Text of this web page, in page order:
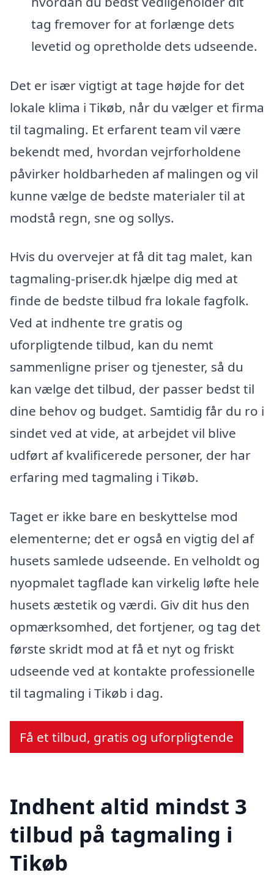
tag fremover for at forlænge dets
levetid og opretholde dets udseende.
Det er især vigtigt at tage højde for det
lokale klima i Tikøb, når du vælger et firma
til tagmaling. Et erfarent team vil være
bekendt med, hvordan vejrforholdene
påvirker holdbarheden af malingen og vil
kunne vælge de bedste materialer til at
modstå regn, sne og sollys.
Hvis du overvejer at få dit tag malet, kan
tagmaling-priser.dk hjælpe dig med at
finde de bedste tilbud fra lokale fagfolk.
Ved at indhente tre gratis og
uforpligtende tilbud, kan du nemt
sammenligne priser og tjenester, så du
kan vælge det tilbud, der passer bedst til
dine behov og budget. Samtidig får du ro i
sindet ved at vide, at arbejdet vil blive
udført af kvalificerede personer, der har
erfaring med tagmaling i Tikøb.
Taget er ikke bare en beskyttelse mod
elementerne; det er også en vigtig del af
husets samlede udseende. En velholdt og
nyopmalet tagflade kan virkelig løfte hele
husets æstetik og værdi. Giv dit hus den
opmærksomhed, det fortjener, og tag det
første skridt mod at få et nyt og friskt
udseende ved at kontakte professionelle
til tagmaling i Tikøb i dag.
Få et tilbud, gratis og uforpligtende
Indhent altid mindst 3
tilbud på tagmaling i
Tikøb